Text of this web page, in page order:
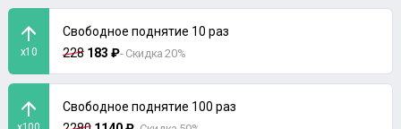
x10
Свободное поднятие 10 раз
228 183 ₽- Скидка 20%
Свободное поднятие 100 раз